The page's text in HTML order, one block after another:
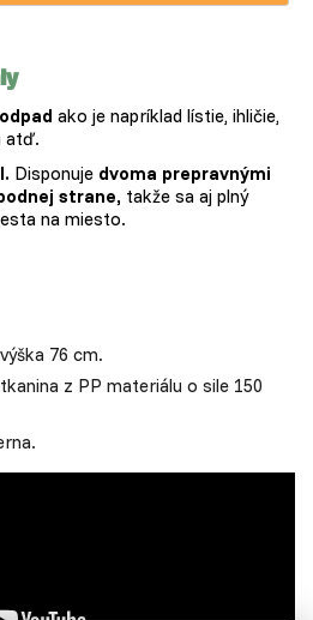
ako je napríklad lístie, ihličie,
atď.
Disponuje dvoma prepravnými
strane, takže sa aj plný
na miesto.
76 cm.
z PP materiálu o sile 150